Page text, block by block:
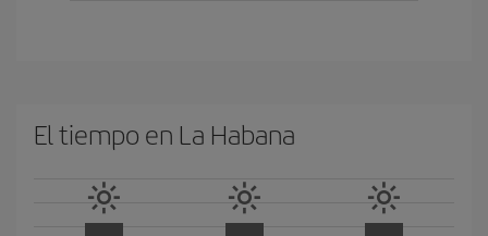
El tiempo en La Habana